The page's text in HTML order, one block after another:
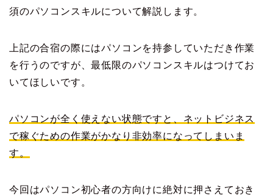
須のパソコンスキルについて解説します。
上記の合宿の際にはパソコンを持参していただき作業
を行うのですが、最低限のパソコンスキルはつけてお
いてほしいです。
パソコンが全く使えない状態ですと、ネットビジネス
で稼ぐための作業がかなり非効率になってしまいま
す。
今回はパソコン初心者の方向けに絶対に押さえておき